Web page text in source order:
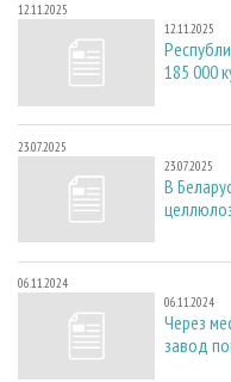
12.11.2025
12.11.2025
185 000
23.07.2025
23.07.2025
В
06.11.2024
06.11.2024
Через
завод